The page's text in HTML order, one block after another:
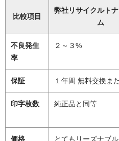
比較項目
弊社リサイクルト
ム
不良発生
率
２～３%
保証 １年間 無料交換ま
印字枚数 純正品と同等
価格 とてもリーズナブル